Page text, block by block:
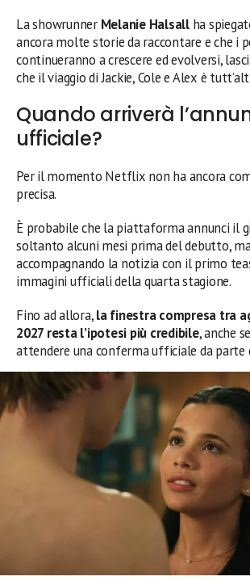
La showrunner Melanie Halsallha
ancora molte storie da raccontare e che i
continueranno a crescere ed evolversi,
che il viaggio di Jackie, Cole e Alex è
Quando arriverà
ufficiale?
Per il momento Netflix non ha ancora
precisa.
È probabile che la piattaforma annunci il
soltanto alcuni mesi prima del debutto,
accompagnando la notizia con il primo
immagini ufficiali della quarta stagione.
Fino ad allora,la finestra compresa tra
2027 resta l’ipotesi più credibile, anche
attendere una conferma ufficiale da